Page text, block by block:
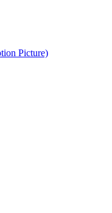
Picture)